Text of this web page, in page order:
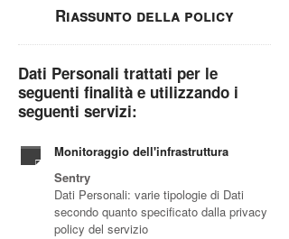
Riassunto della policy
Dati Personali trattati per le
seguenti finalità e utilizzando i
seguenti servizi:
Monitoraggio dell'infrastruttura
Sentry
Dati Personali: varie tipologie di Dati
secondo quanto specificato dalla privacy
policy del servizio